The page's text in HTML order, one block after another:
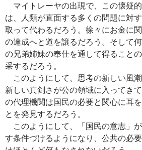
マイトレーヤの出現で、この懐疑
は、人類が直面する多くの問題に対
取って代わるだろう。徐々にお金に
の達成へと道を譲るだろう。そして
の兄弟姉妹の奉仕を通して得ること
采するだろう。
このようにして、思考の新しい風
新しい真剣さが公の領域に入ってき
の代理機関は国民の必要と関心に耳
とを発見するだろう。
このようにして、「国民の意志」
す条件づけるようになり、公共の必